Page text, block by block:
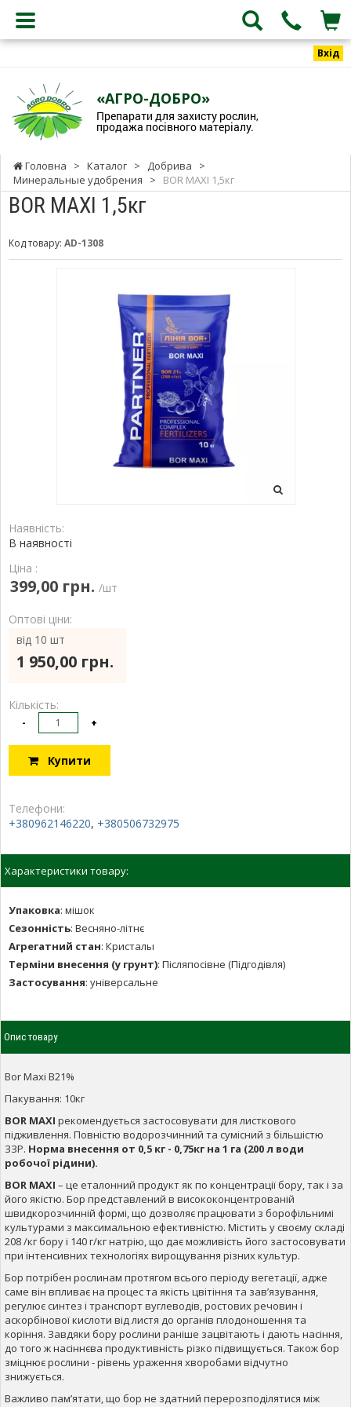
Вхід
«АГРО-ДОБРО»
Препарати для захисту рослин,
продажа посівного матеріалу.
Головна > Каталог > Добрива
>
Минеральные удобрения
> BOR MAXI 1,5кг
BOR MAXI 1,5кг
Код товару: AD-1308
Наявність:
В наявності
Ціна :
399,00 грн. /шт
Оптові ціни:
від 10 шт
1 950,00 грн.
Кількість:
- +
Купити
Телефони:
+380962146220, +380506732975
Характеристики товару:
Упаковка: мішок
Сезонність: Весняно-літнє
Агрегатний стан: Кристалы
Терміни внесення (у грунт): Післяпосівне (Підгодівля)
Застосування: універсальне
Опис товару
Bor Maxi B21%
Пакування: 10кг
BOR MAXI рекомендується застосовувати для листкового
підживлення. Повністю водорозчинний та сумісний з більшістю
ЗЗР. Норма внесення от 0,5 кг - 0,75кг на 1 га (200 л води
робочої рідини).
BOR MAXI – це еталонний продукт як по концентрації бору, так і за
його якістю. Бор представлений в висококонцентрованій
швидкорозчинній формі, що дозволяє працювати з борофільнимі
культурами з максимальною ефективністю. Містить у своєму складі
208 /кг бору і 140 г/кг натрію, що дає можливість його застосовувати
при інтенсивних технологіях вирощування різних культур.
Бор потрібен рослинам протягом всього періоду вегетації, адже
саме він впливає на процес та якість цвітіння та зав’язування,
регулює синтез і транспорт вуглеводів, ростових речовин і
аскорбінової кислоти від листя до органів плодоношення та
коріння. Завдяки бору рослини раніше зацвітають і дають насіння,
до того ж насіннєва продуктивність різко підвищується. Також бор
зміцнює рослини - рівень ураження хворобами відчутно
знижується.
Важливо пам’ятати, що бор не здатний перерозподілятися між